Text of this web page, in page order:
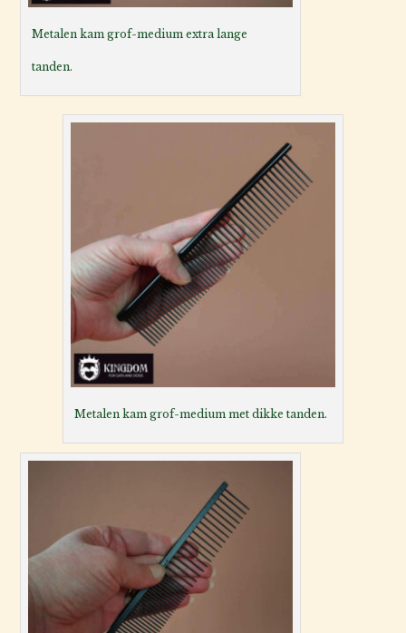
Metalen kam grof-medium extra lange
tanden.
Metalen kam grof-medium met dikke tanden.